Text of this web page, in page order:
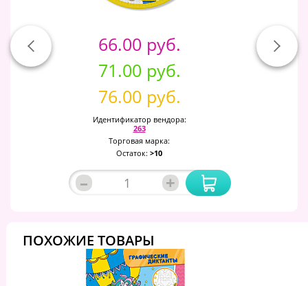
66.00 руб.
71.00 руб.
76.00 руб.
Идентификатор вендора:
263
Торговая марка:
Остаток: >10
– +
ПОХОЖИЕ ТОВАРЫ